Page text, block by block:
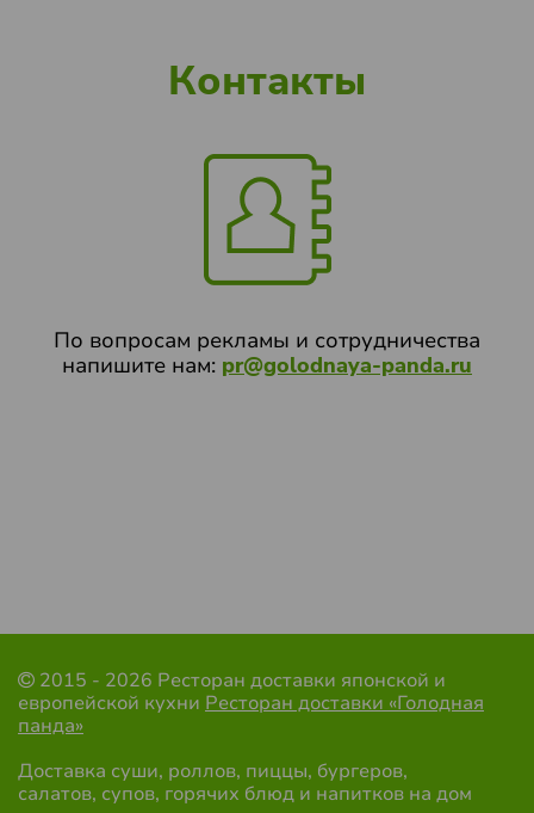
Контакты
По вопросам рекламы и сотрудничества
напишите нам: pr@golodnaya-panda.ru
2015 - 2026 Ресторан доставки японской и
европейской кухни Ресторан доставки «Голодная
панда»
Доставка суши, роллов, пиццы, бургеров,
салатов, супов, горячих блюд и напитков на дом